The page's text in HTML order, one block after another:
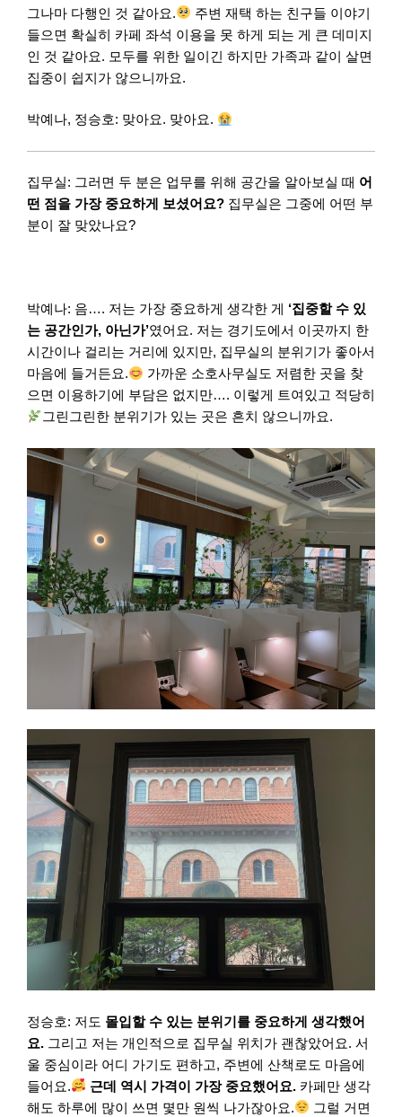
그나마 다행인 것 같아요.
주변 재택 하는 친구들 이야기
들으면 확실히 카페 좌석 이용을 못 하게 되는 게 큰 데미지
인 것 같아요. 모두를 위한 일이긴 하지만 가족과 같이 살면
집중이 쉽지가 않으니까요.
박예나, 정승호: 맞아요. 맞아요.
집무실: 그러면 두 분은 업무를 위해 공간을 알아보실 때 어
떤 점을 가장 중요하게 보셨어요? 집무실은 그중에 어떤 부
분이 잘 맞았나요?
박예나: 음…. 저는 가장 중요하게 생각한 게 ‘집중할 수 있
는 공간인가, 아닌가’였어요. 저는 경기도에서 이곳까지 한
시간이나 걸리는 거리에 있지만, 집무실의 분위기가 좋아서
마음에 들거든요.
가까운 소호사무실도 저렴한 곳을 찾
으면 이용하기에 부담은 없지만…. 이렇게 트여있고 적당히
그린그린한 분위기가 있는 곳은 흔치 않으니까요.
정승호: 저도 몰입할 수 있는 분위기를 중요하게 생각했어
요. 그리고 저는 개인적으로 집무실 위치가 괜찮았어요. 서
울 중심이라 어디 가기도 편하고, 주변에 산책로도 마음에
들어요.
근데 역시 가격이 가장 중요했어요. 카페만 생각
해도 하루에 많이 쓰면 몇만 원씩 나가잖아요.
그럴 거면